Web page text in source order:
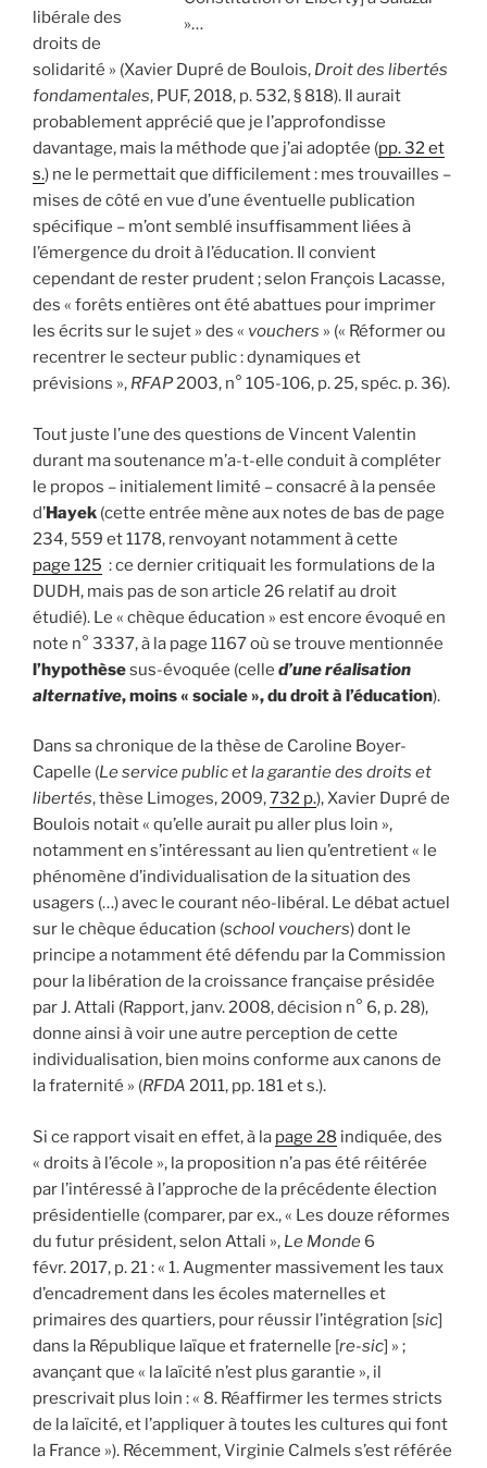
»…
libérale des
droits de
solidarité » (Xavier Dupré de Boulois, Droit des libertés
fondamentales, PUF, 2018, p. 532, § 818). Il aurait
probablement apprécié que je l’approfondisse
davantage, mais la méthode que j’ai adoptée (pp. 32 et
s.) ne le permettait que difficilement : mes trouvailles –
mises de côté en vue d’une éventuelle publication
spécifique – m’ont semblé insuffisamment liées à
l’émergence du droit à l’éducation. Il convient
cependant de rester prudent ; selon François Lacasse,
des « forêts entières ont été abattues pour imprimer
les écrits sur le sujet » des « vouchers » (« Réformer ou
recentrer le secteur public : dynamiques et
prévisions », RFAP2003, n° 105-106, p. 25, spéc. p. 36).
Tout juste l’une des questions de Vincent Valentin
durant ma soutenance m’a-t-elle conduit à compléter
le propos – initialement limité – consacré à la pensée
d’Hayek (cette entrée mène aux notes de bas de page
234, 559 et 1178, renvoyant notamment à cette
page 125 : ce dernier critiquait les formulations de la
DUDH, mais pas de son article 26 relatif au droit
étudié). Le « chèque éducation » est encore évoqué en
note n° 3337, à la page 1167 où se trouve mentionnée
l’hypothèsesus-évoquée (celle d’une réalisation
alternative, moins « sociale », du droit à l’éducation).
Dans sa chronique de la thèse de Caroline Boyer-
Capelle (Le service public et la garantie des droits et
libertés, thèse Limoges, 2009,732 p.), Xavier Dupré de
Boulois notait « qu’elle aurait pu aller plus loin »,
notamment en s’intéressant au lien qu’entretient « le
phénomène d’individualisation de la situation des
usagers (…) avec le courant néo-libéral. Le débat actuel
sur le chèque éducation (school vouchers) dont le
principe a notamment été défendu par la Commission
pour la libération de la croissance française présidée
par J. Attali (Rapport, janv. 2008, décision n° 6, p. 28),
donne ainsi à voir une autre perception de cette
individualisation, bien moins conforme aux canons de
la fraternité » (RFDA 2011, pp. 181 et s.).
Si ce rapport visait en effet, à la page 28 indiquée, des
« droits à l’école », la proposition n’a pas été réitérée
par l’intéressé à l’approche de la précédente élection
présidentielle (comparer, par ex., « Les douze réformes
du futur président, selon Attali », Le Monde 6
févr. 2017, p. 21 : « 1. Augmenter massivement les taux
d’encadrement dans les écoles maternelles et
primaires des quartiers, pour réussir l’intégration [sic]
dans la République laïque et fraternelle [re-sic] » ;
avançant que « la laïcité n’est plus garantie », il
prescrivait plus loin : « 8. Réaffirmer les termes stricts
de la laïcité, et l’appliquer à toutes les cultures qui font
la France »). Récemment, Virginie Calmels s’est référée